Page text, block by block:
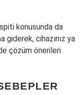
konusunda da
giderek, cihazınız ya
çözüm önerileri